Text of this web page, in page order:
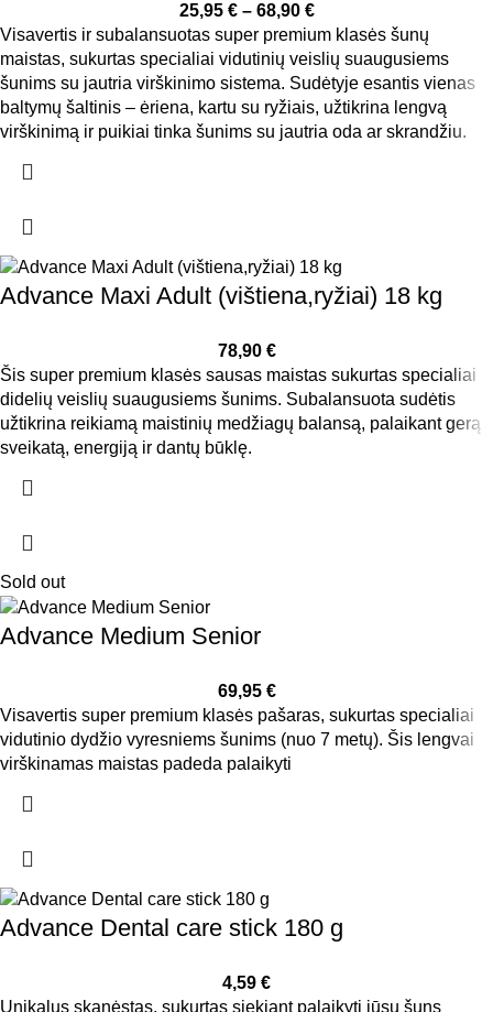
25,95 € – 68,90 €
Visavertis ir subalansuotas super premium klasės šunų
maistas, sukurtas specialiai vidutinių veislių suaugusiems
šunims su jautria virškinimo sistema. Sudėtyje esantis vienas
baltymų šaltinis – ėriena, kartu su ryžiais, užtikrina lengvą
virškinimą ir puikiai tinka šunims su jautria oda ar skrandžiu.
Advance Maxi Adult (vištiena,ryžiai) 18 kg
78,90 €
Šis super premium klasės sausas maistas sukurtas specialiai
didelių veislių suaugusiems šunims. Subalansuota sudėtis
užtikrina reikiamą maistinių medžiagų balansą, palaikant gerą
sveikatą, energiją ir dantų būklę.
Sold out
Advance Medium Senior
69,95 €
Visavertis super premium klasės pašaras, sukurtas specialiai
vidutinio dydžio vyresniems šunims (nuo 7 metų). Šis lengvai
virškinamas maistas padeda palaikyti
Advance Dental care stick 180 g
4,59 €
Unikalus skanėstas, sukurtas siekiant palaikyti jūsų šuns